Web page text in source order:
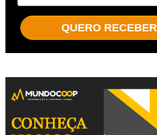
QUERO RECEBER